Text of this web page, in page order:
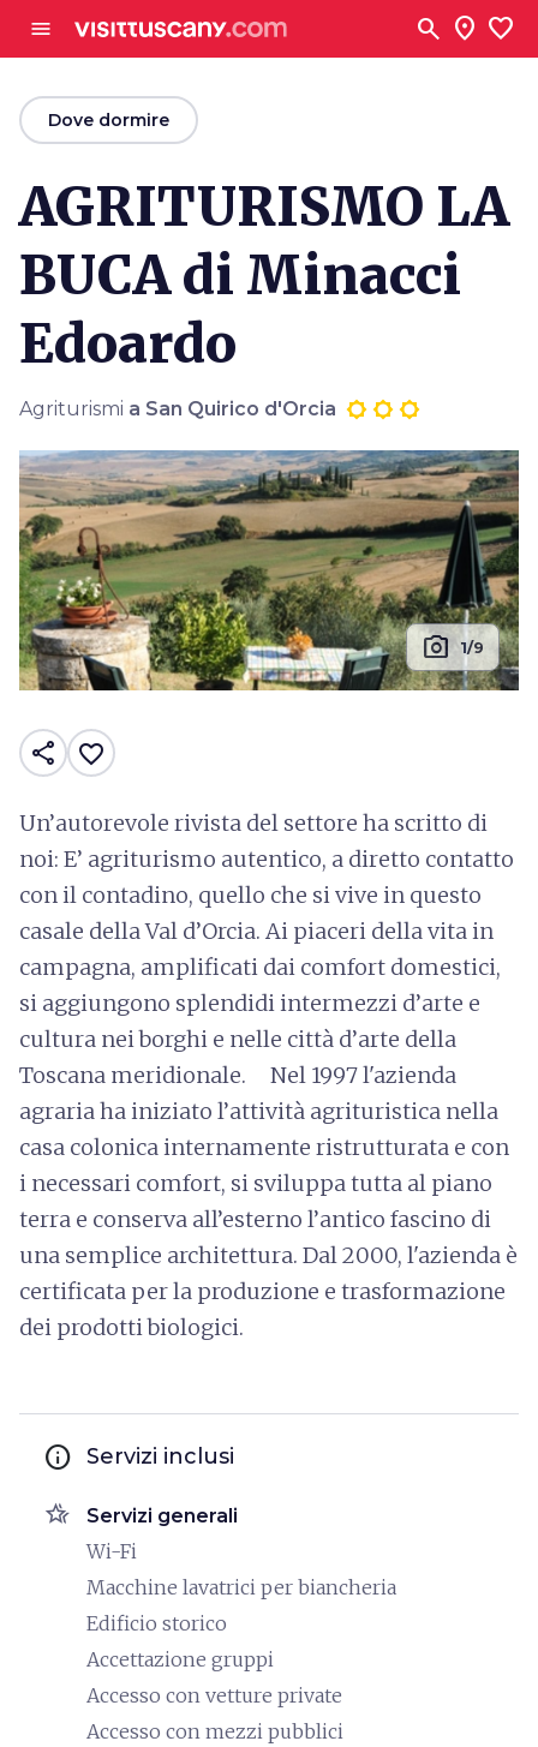
menu search location_on favorite
arrow_backDove dormire
AGRITURISMO LA
BUCA di Minacci
Edoardo
Agriturismi a San Quirico d'Orcia
photo_camera 1/9
share favorite_border
Un’autorevole rivista del settore ha scritto di
noi: E’ agriturismo autentico, a diretto contatto
con il contadino, quello che si vive in questo
casale della Val d’Orcia. Ai piaceri della vita in
campagna, amplificati dai comfort domestici,
si aggiungono splendidi intermezzi d’arte e
cultura nei borghi e nelle città d’arte della
Toscana meridionale. Nel 1997 l'azienda
agraria ha iniziato l’attività agrituristica nella
casa colonica internamente ristrutturata e con
i necessari comfort, si sviluppa tutta al piano
terra e conserva all’esterno l’antico fascino di
una semplice architettura. Dal 2000, l'azienda è
certificata per la produzione e trasformazione
dei prodotti biologici.
info Servizi inclusi
hotel_class Servizi generali
Wi-Fi
Macchine lavatrici per biancheria
Edificio storico
Accettazione gruppi
Accesso con vetture private
Accesso con mezzi pubblici